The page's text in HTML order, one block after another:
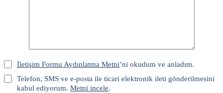
İletişim Formu Aydınlatma Metni’ni okudum ve anladım.
Telefon, SMS ve e-posta ile ticari elektronik ileti gönderilmesini
kabul ediyorum. Metni incele.